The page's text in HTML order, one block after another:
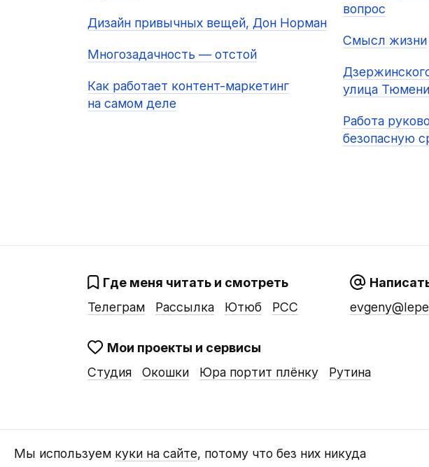
Мы используем куки на сайте, потому что без них никуда
Дизайн привычных вещей, Дон Норман
Многозадачность — отстой
Как работает контент-маркетинг
на самом деле
вопрос
Смысл жизни
улица Тюмени
Работа
безопасную
Где меня читать и смотреть
Телеграм
Рассылка Ютюб РСС
Мои проекты и сервисы
Студия
Окошки Юра портит плёнку Рутина
© Евгений Лепёхин, 2016…2026